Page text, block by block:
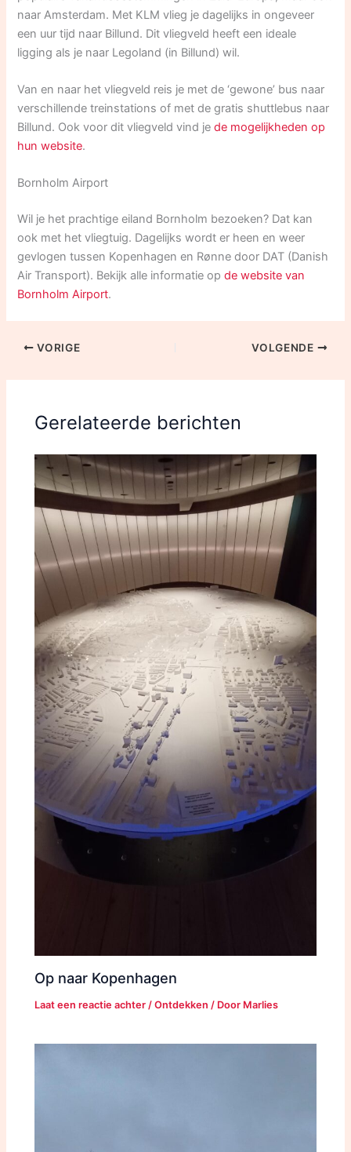
naar Amsterdam. Met KLM vlieg je dagelijks in ongeveer
een uur tijd naar Billund. Dit vliegveld heeft een ideale
ligging als je naar Legoland (in Billund) wil.
Van en naar het vliegveld reis je met de ‘gewone’ bus naar
verschillende treinstations of met de gratis shuttlebus naar
Billund. Ook voor dit vliegveld vind jede mogelijkheden op
hun website.
Bornholm Airport
Wil je het prachtige eiland Bornholm bezoeken? Dat kan
ook met het vliegtuig. Dagelijks wordt er heen en weer
gevlogen tussen Kopenhagen en Rønne door DAT (Danish
Air Transport). Bekijk alle informatie opde website van
Bornholm Airport.
VORIGE VOLGENDE
Gerelateerde berichten
Op naar Kopenhagen
Laat een reactie achter /Ontdekken / Door Marlies